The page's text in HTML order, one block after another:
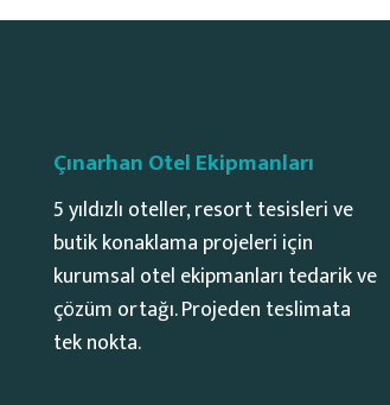
Çınarhan Otel Ekipmanları
5 yıldızlı oteller, resort tesisleri ve
butik konaklama projeleri için
kurumsal otel ekipmanları tedarik ve
çözüm ortağı. Projeden teslimata
tek nokta.